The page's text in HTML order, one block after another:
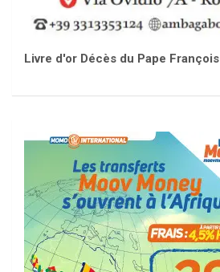
Livre d'or Décès du Pape François